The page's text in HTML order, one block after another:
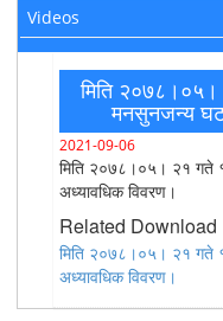
Videos
मिति
मनसुनजन्य
2021-09-06
मिति २०७८।०५। २१ गते
अध्यावधिक विवरण।
Related Download
मिति २०७८।०५। २१ गते
अध्यावधिक विवरण।